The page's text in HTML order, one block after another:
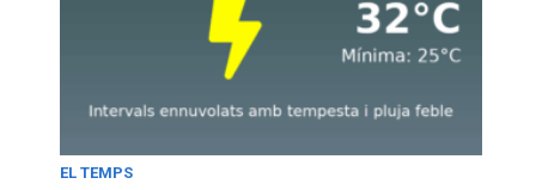
EL TEMPS